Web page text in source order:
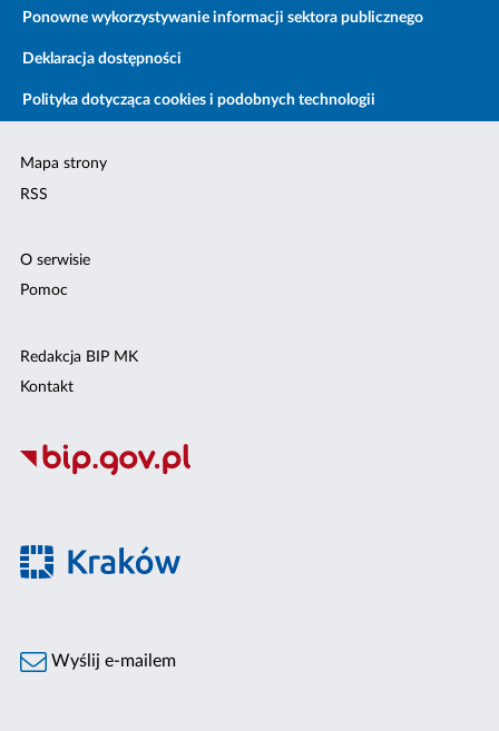
Ponowne wykorzystywanie informacji sektora publicznego
Deklaracja dostępności
Polityka dotycząca cookies i podobnych technologii
Mapa strony
RSS
O serwisie
Pomoc
Redakcja BIP MK
Kontakt
Wyślij e-mailem